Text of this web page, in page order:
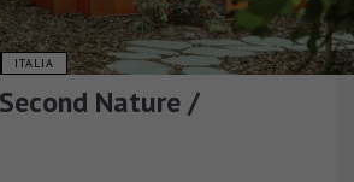
ITALIA
Nature /